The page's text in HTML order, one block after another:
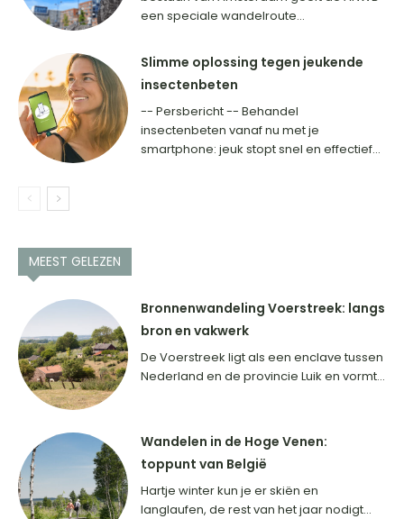
een speciale wandelroute...
Slimme oplossing tegen jeukende
insectenbeten
-- Persbericht -- Behandel
insectenbeten vanaf nu met je
smartphone: jeuk stopt snel en effectief...
MEEST GELEZEN
Bronnenwandeling Voerstreek: langs
bron en vakwerk
De Voerstreek ligt als een enclave tussen
Nederland en de provincie Luik en vormt...
Wandelen in de Hoge Venen:
toppunt van België
Hartje winter kun je er skiën en
langlaufen, de rest van het jaar nodigt...